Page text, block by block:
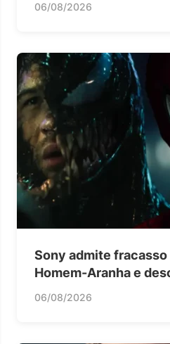
06/08/2026
Sony admite
Homem-Aranha e
06/08/2026